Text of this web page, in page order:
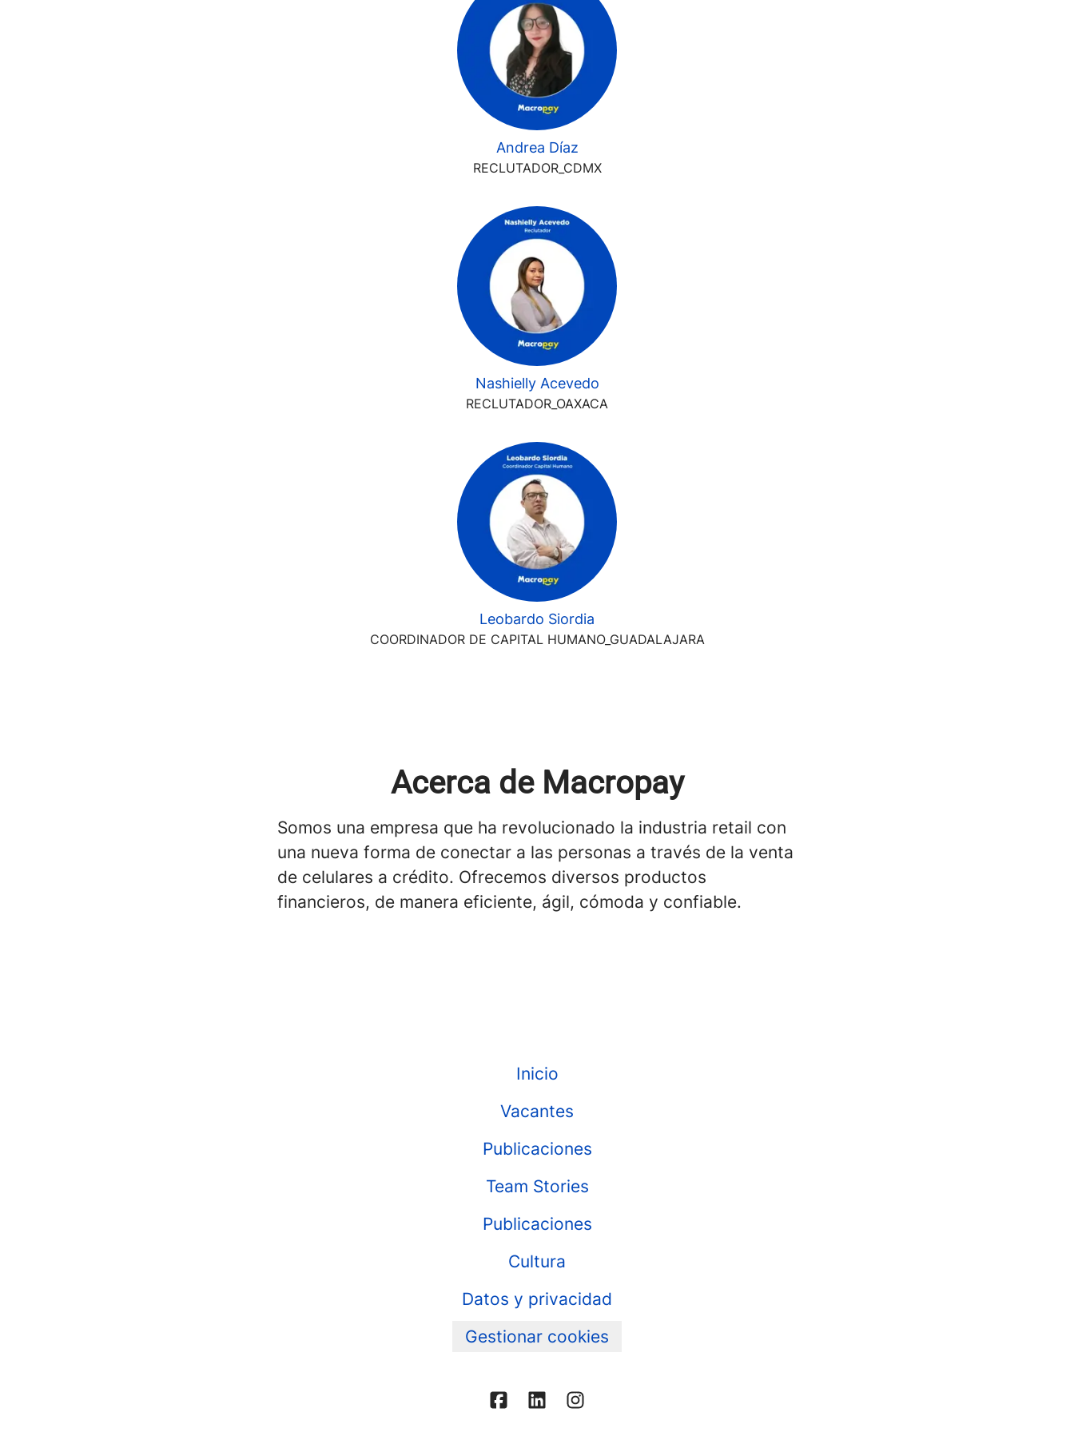
Andrea Díaz
RECLUTADOR_CDMX
Nashielly Acevedo
RECLUTADOR_OAXACA
Leobardo Siordia
COORDINADOR DE CAPITAL HUMANO_GUADALAJARA
Acerca de Macropay
Somos una empresa que ha revolucionado la industria retail con
una nueva forma de conectar a las personas a través de la venta
de celulares a crédito. Ofrecemos diversos productos
financieros, de manera eficiente, ágil, cómoda y confiable.
Inicio
Vacantes
Publicaciones
Team Stories
Publicaciones
Cultura
Datos y privacidad
Gestionar cookies